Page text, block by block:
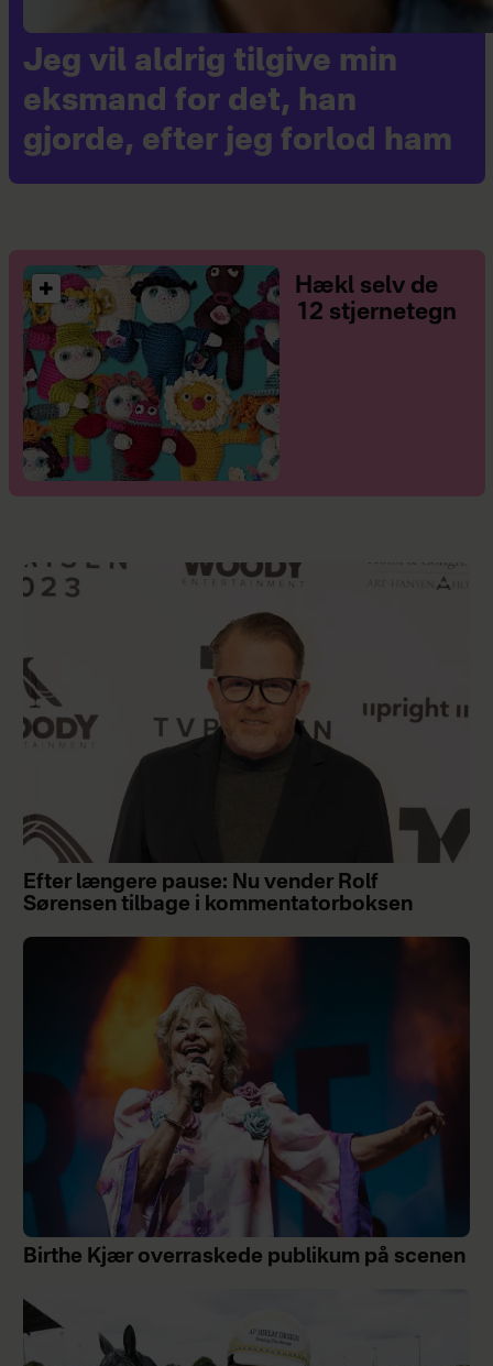
Jeg vil aldrig tilgive min
eksmand for det, han
gjorde, efter jeg forlod ham
Hækl selv de
12 stjernetegn
Efter længere pause: Nu vender Rolf
Sørensen tilbage i kommentatorboksen
Birthe Kjær overraskede publikum på scenen